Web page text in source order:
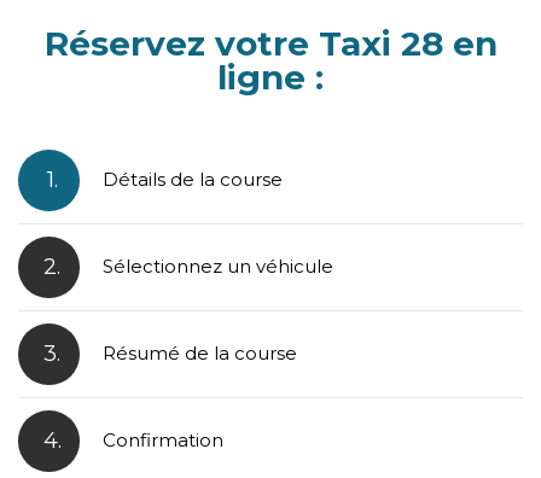
Réservez votre Taxi 28 en
ligne :
1. Détails de la course
2. Sélectionnez un véhicule
3. Résumé de la course
4. Confirmation